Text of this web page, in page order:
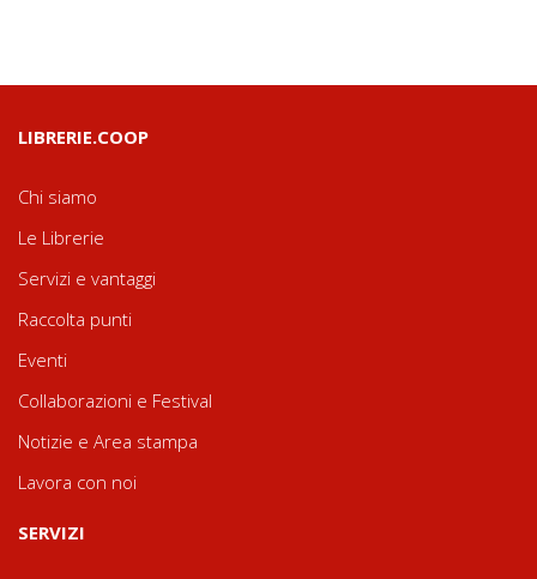
LIBRERIE.COOP
Chi siamo
Le Librerie
Servizi e vantaggi
Raccolta punti
Eventi
Collaborazioni e Festival
Notizie e Area stampa
Lavora con noi
SERVIZI